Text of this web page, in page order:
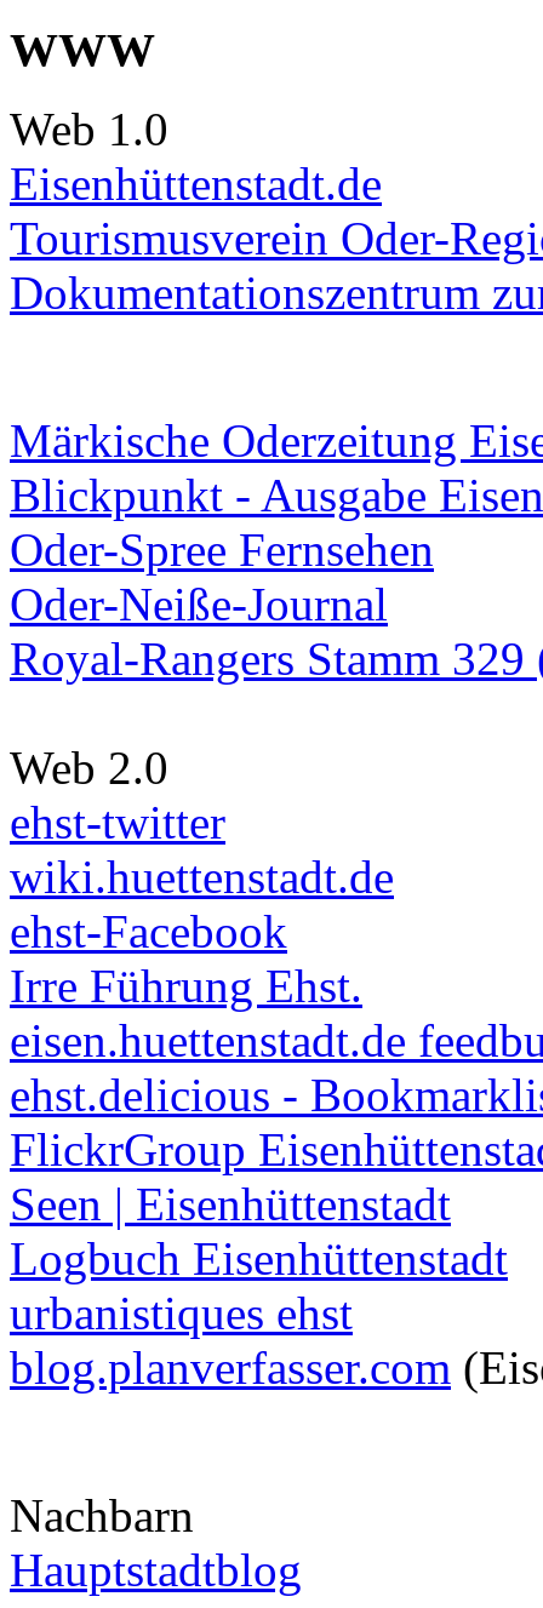
WWW
Web 1.0
Eisenhüttenstadt.de
Tourismusverein Oder-
Dokumentationszentrum
Märkische Oderzeitung
Blickpunkt - Ausgabe
Oder-Spree Fernsehen
Oder-Neiße-Journal
Royal-Rangers Stamm
Web 2.0
ehst-twitter
wiki.huettenstadt.de
ehst-Facebook
Irre Führung Ehst.
eisen.huettenstadt.de
ehst.delicious -
FlickrGroup
Seen | Eisenhüttenstadt
Logbuch Eisenhüttenstadt
urbanistiques ehst
blog.planverfasser.com
Nachbarn
Hauptstadtblog